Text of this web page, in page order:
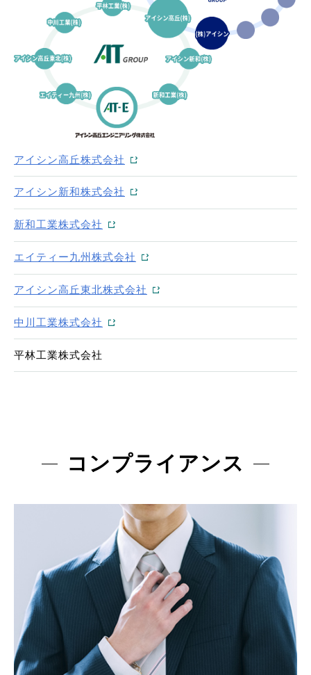
アイシン高丘株式会社
アイシン新和株式会社
新和工業株式会社
エイティー九州株式会社
アイシン高丘東北株式会社
中川工業株式会社
平林工業株式会社
コンプライアンス